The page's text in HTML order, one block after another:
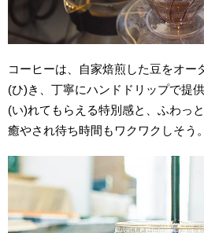
コーヒーは、自家焙煎した豆をオー
(ひ)き、丁寧にハンドドリップで提
(い)れてもらえる特別感と、ふわっ
癒やされ待ち時間もワクワクしそう。